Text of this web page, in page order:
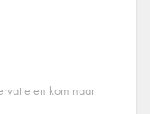
en kom naar